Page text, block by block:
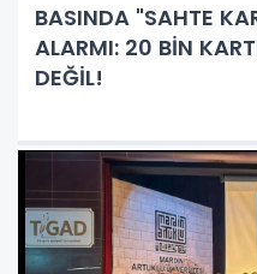
BASINDA "SAHTE
ALARMI: 20 BİN
DEĞİL!